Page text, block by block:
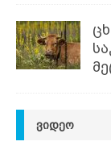
ᲕᲘᲓᲔᲝ